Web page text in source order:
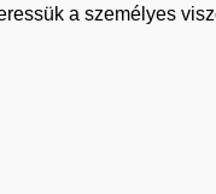
a személyes